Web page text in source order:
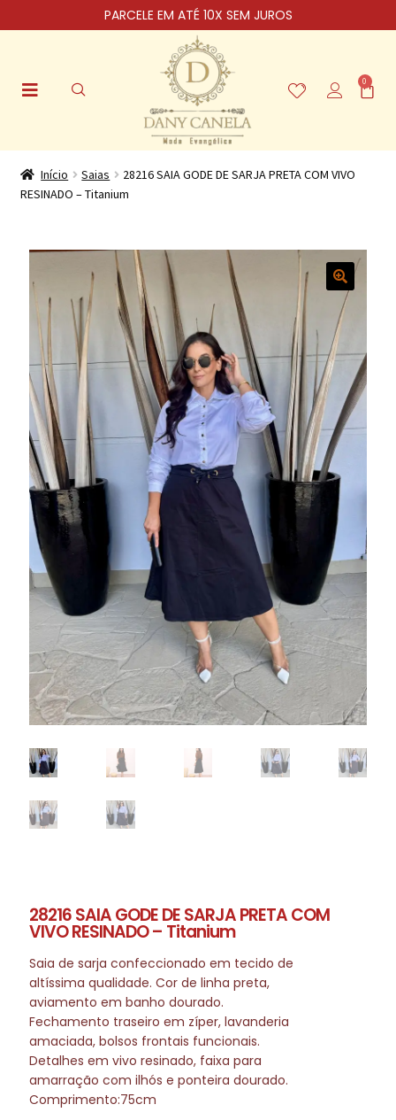
PARCELE EM ATÉ 10X SEM JUROS
0
Início Saias
28216 SAIA GODE DE SARJA PRETA COM VIVO
RESINADO – Titanium
28216 SAIA GODE DE SARJA PRETA COM
VIVO RESINADO – Titanium
Saia de sarja confeccionado em tecido de
altíssima qualidade. Cor de linha preta,
aviamento em banho dourado.
Fechamento traseiro em zíper, lavanderia
amaciada, bolsos frontais funcionais.
Detalhes em vivo resinado, faixa para
amarração com ilhós e ponteira dourado.
Comprimento:75cm